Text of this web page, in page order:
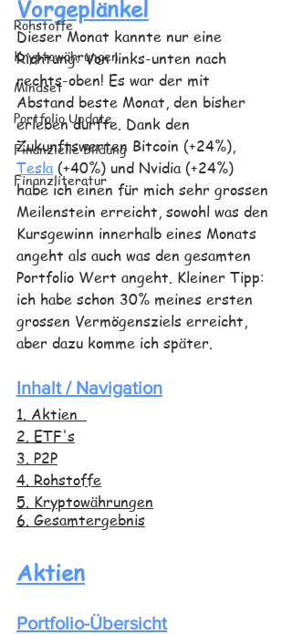
Rohstoffe
Kryptowährungen
Mindset
Portfolio Update
Finanzielle Bildung
Finanzliteratur
Vorgeplänkel
Dieser Monat kannte nur eine
Richtung: Von links-unten nach
rechts-oben! Es war der mit
Abstand beste Monat, den bisher
erleben durfte. Dank den
Zukunftswerten Bitcoin (+24%),
Tesla (+40%) und Nvidia (+24%)
habe ich einen für mich sehr grossen
Meilenstein erreicht, sowohl was den
Kursgewinn innerhalb eines Monats
angeht als auch was den gesamten
Portfolio Wert angeht. Kleiner Tipp:
ich habe schon 30% meines ersten
grossen Vermögensziels erreicht,
aber dazu komme ich später.
Inhalt / Navigation
1. Aktien
2. ETF's
3. P2P
4. Rohstoffe
5. Kryptowährungen
6. Gesamtergebnis
Aktien
Portfolio-Übersicht